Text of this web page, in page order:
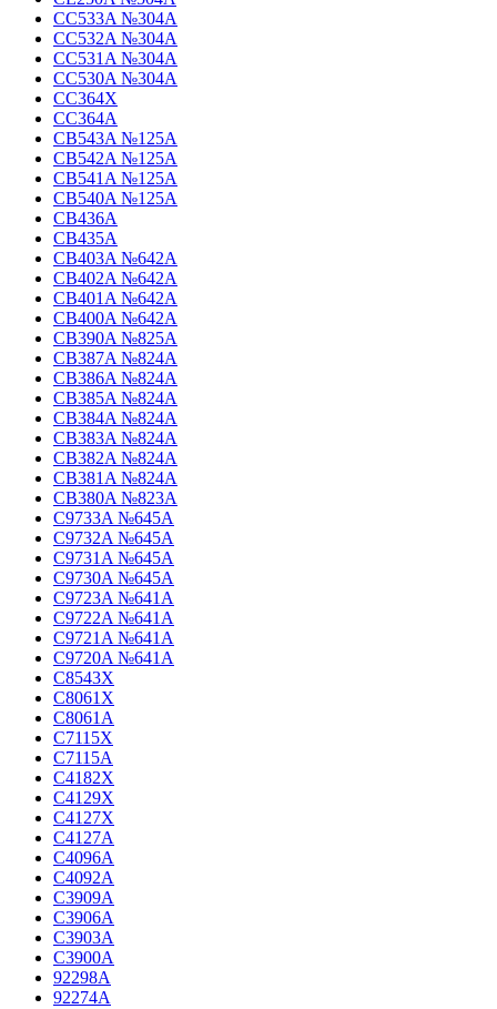
CC533A №304A
CC532A №304A
CC531A №304A
CC530A №304A
CC364X
CC364A
CB543A №125A
CB542A №125A
CB541A №125A
CB540A №125A
CB436A
CB435A
CB403A №642A
CB402A №642A
CB401A №642A
CB400A №642A
CB390A №825A
CB387A №824A
CB386A №824A
CB385A №824A
CB384A №824A
CB383A №824A
CB382A №824A
CB381A №824A
CB380A №823A
C9733A №645A
C9732A №645A
C9731A №645A
C9730A №645A
C9723A №641A
C9722A №641A
C9721A №641A
C9720A №641A
C8543X
C8061X
C8061A
C7115X
C7115A
C4182X
C4129X
C4127X
C4127A
C4096A
C4092A
C3909A
C3906A
C3903A
C3900A
92298A
92274A